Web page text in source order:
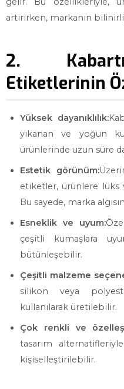
artırırken, markanın
2.
Etiketlerinin
Yüksek dayanıklılık:
yıkanan ve yoğun
ürünlerinde uzun süre
Estetik görünüm:
etiketler, ürünlere lüks
Bu sayede, marka
Esneklik ve uyum:
çeşitli kumaşlara
bütünleşebilir.
Çeşitli malzeme
silikon veya
kullanılarak üretilebilir.
Çok renkli ve
tasarım
kişiselleştirilebilir.